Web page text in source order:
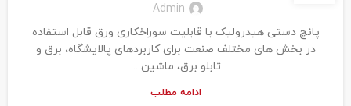
Admin
پانچ دستی هیدرولیک با قابلیت سوراخکاری ورق قابل استفاده
در بخش های مختلف صنعت برای کاربردهای پالایشگاه، برق و
تابلو برق، ماشین ...
ادامه مطلب